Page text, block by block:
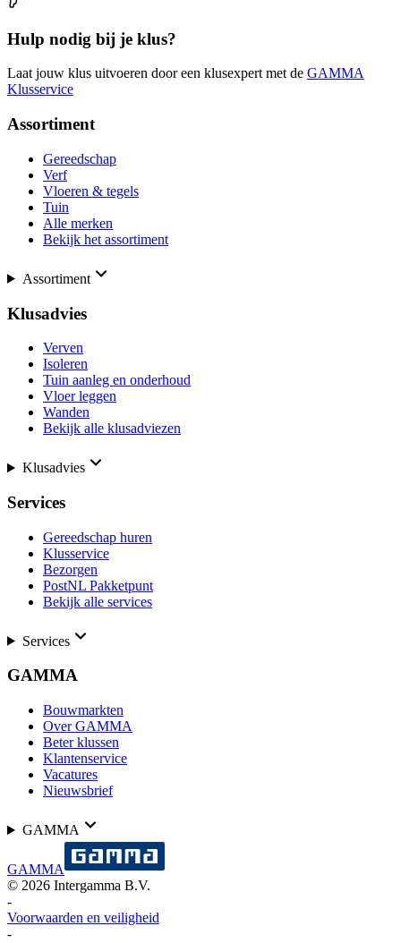
Hulp nodig bij je klus?
Laat jouw klus uitvoeren door een klusexpert met de GAMMA
Klusservice
Assortiment
Gereedschap
Verf
Vloeren & tegels
Tuin
Alle merken
Bekijk het assortiment
Assortiment
Klusadvies
Verven
Isoleren
Tuin aanleg en onderhoud
Vloer leggen
Wanden
Bekijk alle klusadviezen
Klusadvies
Services
Gereedschap huren
Klusservice
Bezorgen
PostNL Pakketpunt
Bekijk alle services
Services
GAMMA
Bouwmarkten
Over GAMMA
Beter klussen
Klantenservice
Vacatures
Nieuwsbrief
GAMMA
GAMMA
© 2026 Intergamma B.V.
-
Voorwaarden en veiligheid
-